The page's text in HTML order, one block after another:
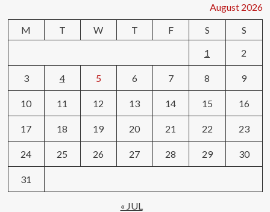
August 2026
M
T W T F S
S
1
2
3 4 5 6 7 8 9
10 11 12 13 14 15 16
17 18 19 20 21 22 23
24 25 26 27 28 29 30
31
« JUL